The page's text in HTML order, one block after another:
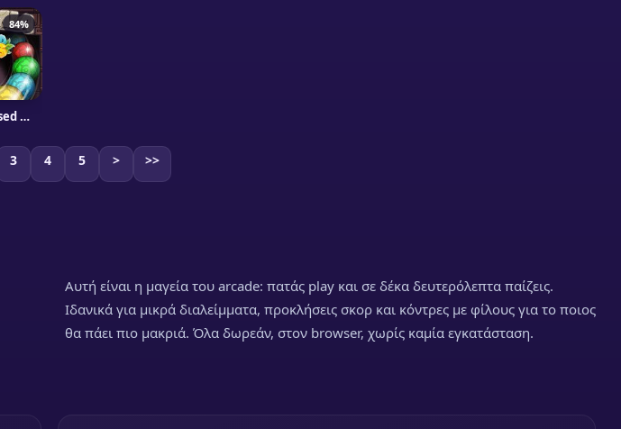
84%
Totemia: Cursed Marbles
3 4 5 > >>
Αυτή είναι η μαγεία του arcade: πατάς play και σε δέκα δευτερόλεπτα παίζεις.
Ιδανικά για μικρά διαλείμματα, προκλήσεις σκορ και κόντρες με φίλους για το ποιος
θα πάει πιο μακριά. Όλα δωρεάν, στον browser, χωρίς καμία εγκατάσταση.